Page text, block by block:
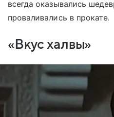
всегда оказывались
проваливались в прокате.
«Вкус халвы»